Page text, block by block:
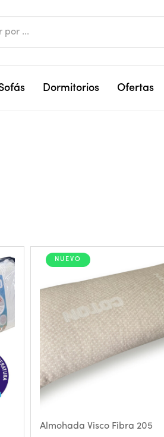
Dormitorios Ofertas
NUEVO
Almohada Visco Fibra 205